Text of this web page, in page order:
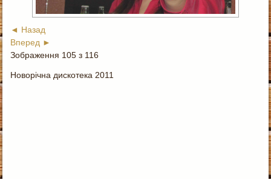
◄ Назад
Вперед ►
Зображення 105 з 116
Новорічна дискотека 2011